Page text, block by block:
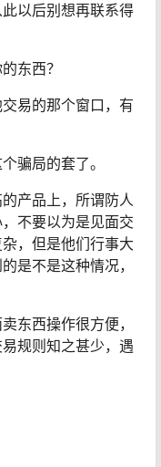
以后别想再联系得
东西？
易的那个窗口，有
骗局的套了。
产品上，所谓防人
不要以为是见面交
，但是他们行事大
是不是这种情况，
东西操作很方便，
规则知之甚少，遇